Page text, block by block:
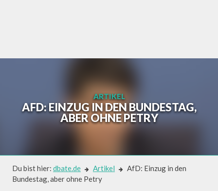
ARTIKEL
AFD: EINZUG IN DEN BUNDESTAG,
ABER OHNE PETRY
Du bist hier: dbate.de Artikel
AfD: Einzug in den
Bundestag, aber ohne Petry